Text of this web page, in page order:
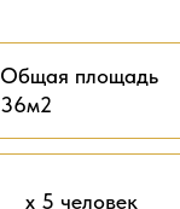
х 5 человек
Общая площадь
36м2